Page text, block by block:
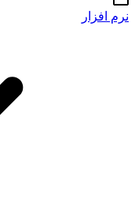
نرم افزار